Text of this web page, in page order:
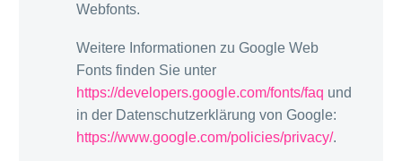
Webfonts.
Weitere Informationen zu Google Web
Fonts finden Sie unter
https://developers.google.com/fonts/faq und
in der Datenschutzerklärung von Google:
https://www.google.com/policies/privacy/.